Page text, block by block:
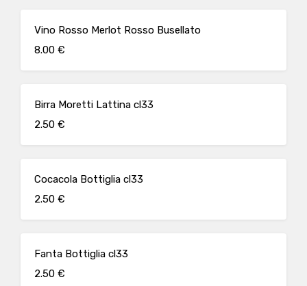
Vino Rosso Merlot Rosso Busellato
8.00 €
Birra Moretti Lattina cl33
2.50 €
Cocacola Bottiglia cl33
2.50 €
Fanta Bottiglia cl33
2.50 €